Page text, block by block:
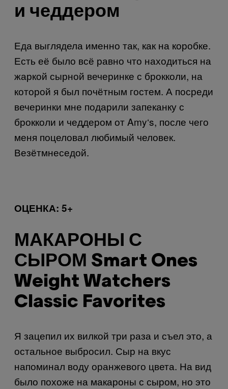
и чеддером
Еда выглядела именно так, как на коробке.
Есть её было всё равно что находиться на
жаркой сырной вечеринке с брокколи, на
которой я был почётным гостем. А посреди
вечеринки мне подарили запеканку с
брокколи и чеддером от Amy‘s, после чего
меня поцеловал любимый человек.
Везётмнеседой.
ОЦЕНКА: 5+
МАКАРОНЫ С
СЫРОМ Smart Ones
Weight Watchers
Classic Favorites
Я зацепил их вилкой три раза и съел это, а
остальное выбросил. Сыр на вкус
напоминал воду оранжевого цвета. На вид
было похоже на макароны с сыром, но это